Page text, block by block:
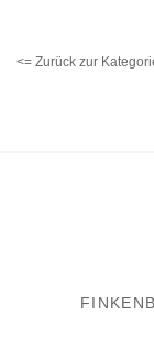
<= Zurück zur